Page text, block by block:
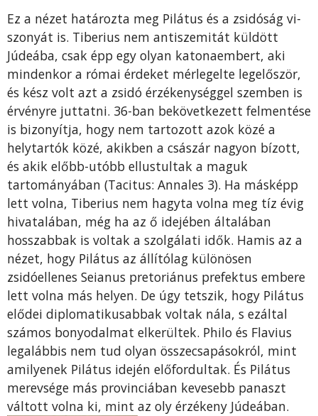
Ez a nézet határozta meg Pilátus és a zsidóság vi­
szonyát is. Tiberius nem antiszemitát küldött
Júdeá­ba, csak épp egy olyan katonaembert, aki
minden­kor a római érdeket mérlegelte legelőször,
és kész volt azt a zsidó érzékenységgel szemben is
érvény­re juttatni. 36-ban bekövetkezett felmentése
is bizo­nyítja, hogy nem tartozott azok közé a
helytartók közé, akikben a császár nagyon bízott,
és akik előbb-utóbb ellustultak a maguk
tartományában (Tacitus: Annales 3). Ha másképp
lett volna, Tiberi­us nem hagyta volna meg tíz évig
hivatalában, még ha az ő idejében általában
hosszabbak is voltak a szolgálati idők. Hamis az a
nézet, hogy Pilátus az állítólag különösen
zsidóellenes Seianus pretoriánus prefektus embere
lett volna más helyen. De úgy tetszik, hogy Pilátus
elődei diplomatikusabbak voltak nála, s ezáltal
számos bonyodalmat elkerül­tek. Philo és Flavius
legalábbis nem tud olyan összecsapásokról, mint
amilyenek Pilátus idején elő­fordultak. És Pilátus
merevsége más provinciában kevesebb panaszt
váltott volna ki, mint az oly érzé­keny Júdeában.